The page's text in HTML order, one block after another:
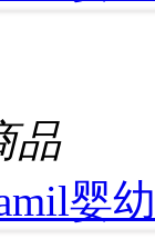
品
婴